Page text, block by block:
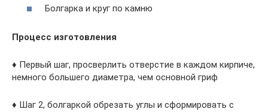
Болгарка и круг по камню
Процесс изготовления
♦ Первый шаг, просверлить отверстие в каждом кирпиче,
немного большего диаметра, чем основной гриф
♦ Шаг 2, болгаркой обрезать углы и сформировать с